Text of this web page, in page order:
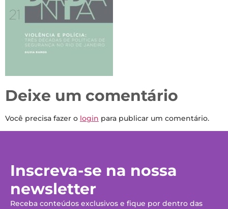
Deixe um comentário
Você precisa fazer o login para publicar um comentário.
Inscreva-se na nossa
newsletter
Receba conteúdos exclusivos e fique por dentro das